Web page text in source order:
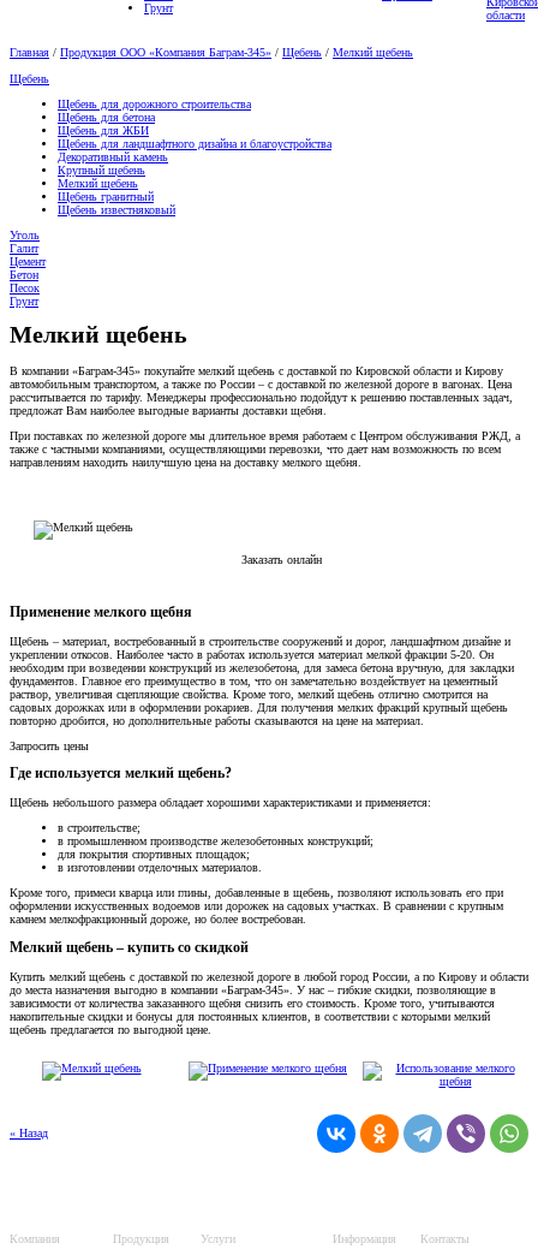
Грунт
области
Главная / Продукция ООО «Компания Баграм-345» / Щебень / Мелкий щебень
Щебень
Щебень для дорожного строительства
Щебень для бетона
Щебень для ЖБИ
Щебень для ландшафтного дизайна и благоустройства
Декоративный камень
Крупный щебень
Мелкий щебень
Щебень гранитный
Щебень известняковый
Уголь
Галит
Цемент
Бетон
Песок
Грунт
Мелкий щебень
В компании «Баграм-345» покупайте мелкий щебень с доставкой по Кировской области и Кирову
автомобильным транспортом, а также по России – с доставкой по железной дороге в вагонах. Цена
рассчитывается по тарифу. Менеджеры профессионально подойдут к решению поставленных задач,
предложат Вам наиболее выгодные варианты доставки щебня.
При поставках по железной дороге мы длительное время работаем с Центром обслуживания РЖД, а
также с частными компаниями, осуществляющими перевозки, что дает нам возможность по всем
направлениям находить наилучшую цена на доставку мелкого щебня.
Заказать онлайн
Применение мелкого щебня
Щебень – материал, востребованный в строительстве сооружений и дорог, ландшафтном дизайне и
укреплении откосов. Наиболее часто в работах используется материал мелкой фракции 5-20. Он
необходим при возведении конструкций из железобетона, для замеса бетона вручную, для закладки
фундаментов. Главное его преимущество в том, что он замечательно воздействует на цементный
раствор, увеличивая сцепляющие свойства. Кроме того, мелкий щебень отлично смотрится на
садовых дорожках или в оформлении рокариев. Для получения мелких фракций крупный щебень
повторно дробится, но дополнительные работы сказываются на цене на материал.
Запросить цены
Где используется мелкий щебень?
Щебень небольшого размера обладает хорошими характеристиками и применяется:
в строительстве;
в промышленном производстве железобетонных конструкций;
для покрытия спортивных площадок;
в изготовлении отделочных материалов.
Кроме того, примеси кварца или глины, добавленные в щебень, позволяют использовать его при
оформлении искусственных водоемов или дорожек на садовых участках. В сравнении с крупным
камнем мелкофракционный дороже, но более востребован.
Мелкий щебень – купить со скидкой
Купить мелкий щебень с доставкой по железной дороге в любой город России, а по Кирову и области
до места назначения выгодно в компании «Баграм-345». У нас – гибкие скидки, позволяющие в
зависимости от количества заказанного щебня снизить его стоимость. Кроме того, учитываются
накопительные скидки и бонусы для постоянных клиентов, в соответствии с которыми мелкий
щебень предлагается по выгодной цене.
« Назад
Компания
Продукция
Услуги
Информация
Контакты